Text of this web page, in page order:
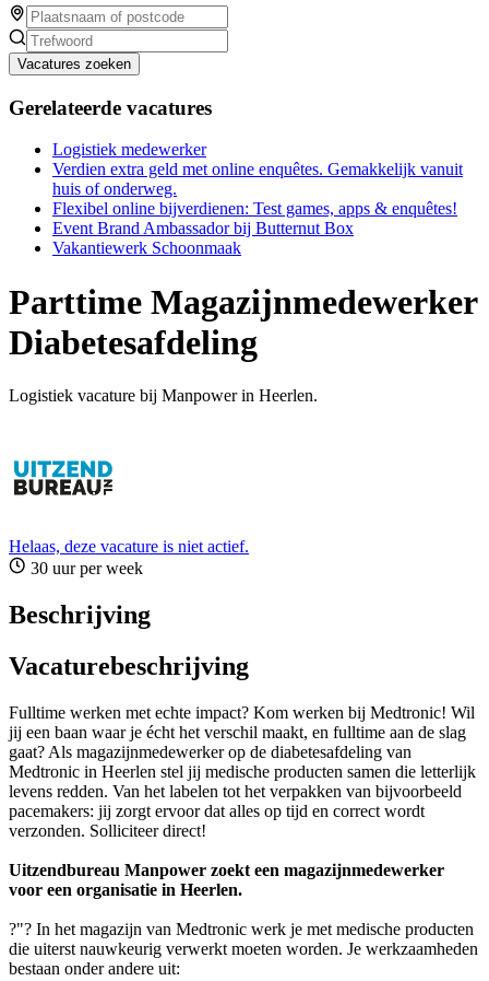
Vacatures zoeken
Gerelateerde vacatures
Logistiek medewerker
Verdien extra geld met online enquêtes. Gemakkelijk vanuit
huis of onderweg.
Flexibel online bijverdienen: Test games, apps & enquêtes!
Event Brand Ambassador bij Butternut Box
Vakantiewerk Schoonmaak
Parttime Magazijnmedewerker
Diabetesafdeling
Logistiek vacature bij Manpower in Heerlen.
Helaas, deze vacature is niet actief.
30 uur per week
Beschrijving
Vacaturebeschrijving
Fulltime werken met echte impact? Kom werken bij Medtronic! Wil
jij een baan waar je écht het verschil maakt, en fulltime aan de slag
gaat? Als magazijnmedewerker op de diabetesafdeling van
Medtronic in Heerlen stel jij medische producten samen die letterlijk
levens redden. Van het labelen tot het verpakken van bijvoorbeeld
pacemakers: jij zorgt ervoor dat alles op tijd en correct wordt
verzonden. Solliciteer direct!
Uitzendbureau Manpower zoekt een magazijnmedewerker
voor een organisatie in Heerlen.
?"? In het magazijn van Medtronic werk je met medische producten
die uiterst nauwkeurig verwerkt moeten worden. Je werkzaamheden
bestaan onder andere uit: